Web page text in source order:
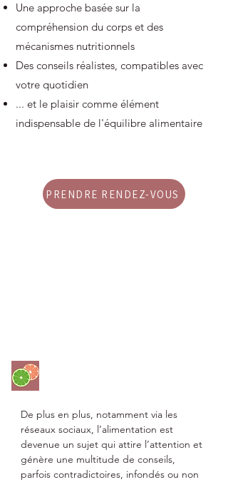
Une approche basée sur la
compréhension du corps et des
mécanismes nutritionnels
Des conseils réalistes, compatibles avec
votre quotidien
... et le plaisir comme élément
indispensable de l'équilibre alimentaire
PRENDRE RENDEZ-VOUS
De plus en plus, notamment via les
réseaux sociaux, l’alimentation est
devenue un sujet qui attire l’attention et
génère une multitude de conseils,
parfois contradictoires, infondés ou non